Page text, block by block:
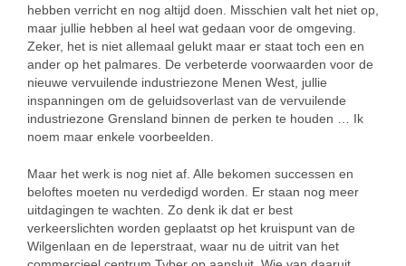
hebben verricht en nog altijd doen. Misschien valt het niet op,
maar jullie hebben al heel wat gedaan voor de omgeving.
Zeker, het is niet allemaal gelukt maar er staat toch een en
ander op het palmares. De verbeterde voorwaarden voor de
nieuwe vervuilende industriezone Menen West, jullie
inspanningen om de geluidsoverlast van de vervuilende
industriezone Grensland binnen de perken te houden … Ik
noem maar enkele voorbeelden.
Maar het werk is nog niet af. Alle bekomen successen en
beloftes moeten nu verdedigd worden. Er staan nog meer
uitdagingen te wachten. Zo denk ik dat er best
verkeerslichten worden geplaatst op het kruispunt van de
Wilgenlaan en de Ieperstraat, waar nu de uitrit van het